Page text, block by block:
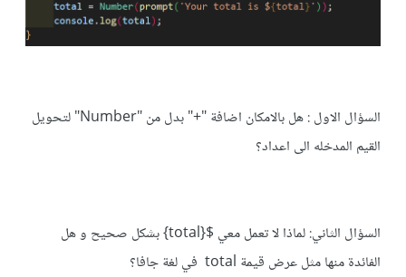
السؤال الاول : هل بالامكان اضافة "+" بدل من "Number" لتحويل
القيم المدخله الى اعداد؟
السؤال الثاني: لماذا لا تعمل معي ${total} بشكل صحيح و هل
الفائدة منها مثل عرض قيمة total في لغة جافا؟